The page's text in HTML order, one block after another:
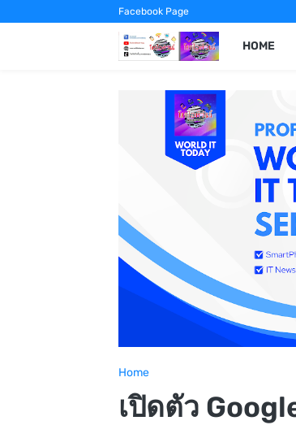
Facebook Page
HOME
Home
เปิดตัว